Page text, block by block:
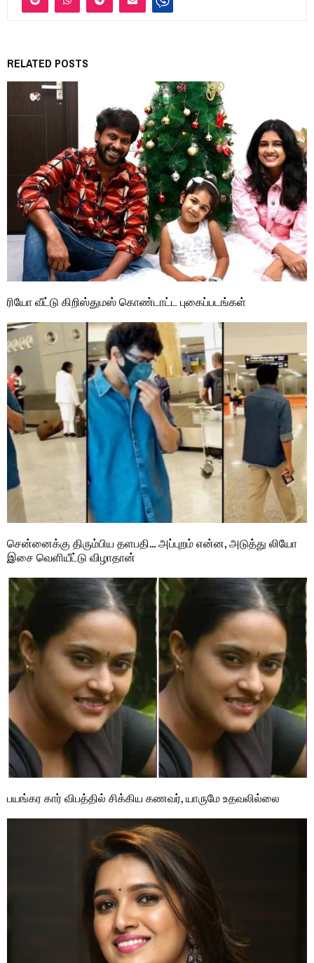
RELATED POSTS
ரியோ வீட்டு கிறிஸ்துமஸ் கொண்டாட்ட புகைப்படங்கள்
சென்னைக்கு திரும்பிய தளபதி… அப்புறம் என்ன, அடுத்து லியோ
இசை வெளியீட்டு விழாதான்
பயங்கர கார் விபத்தில் சிக்கிய கணவர், யாருமே உதவலில்லை